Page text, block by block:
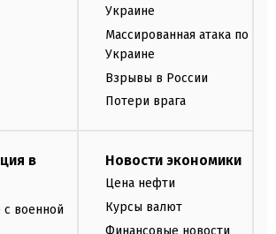
Украине
Массированная атака по
Украине
Взрывы в России
Потери врага
в
с военной
Новости экономики
Цена нефти
Курсы валют
Финансовые новости